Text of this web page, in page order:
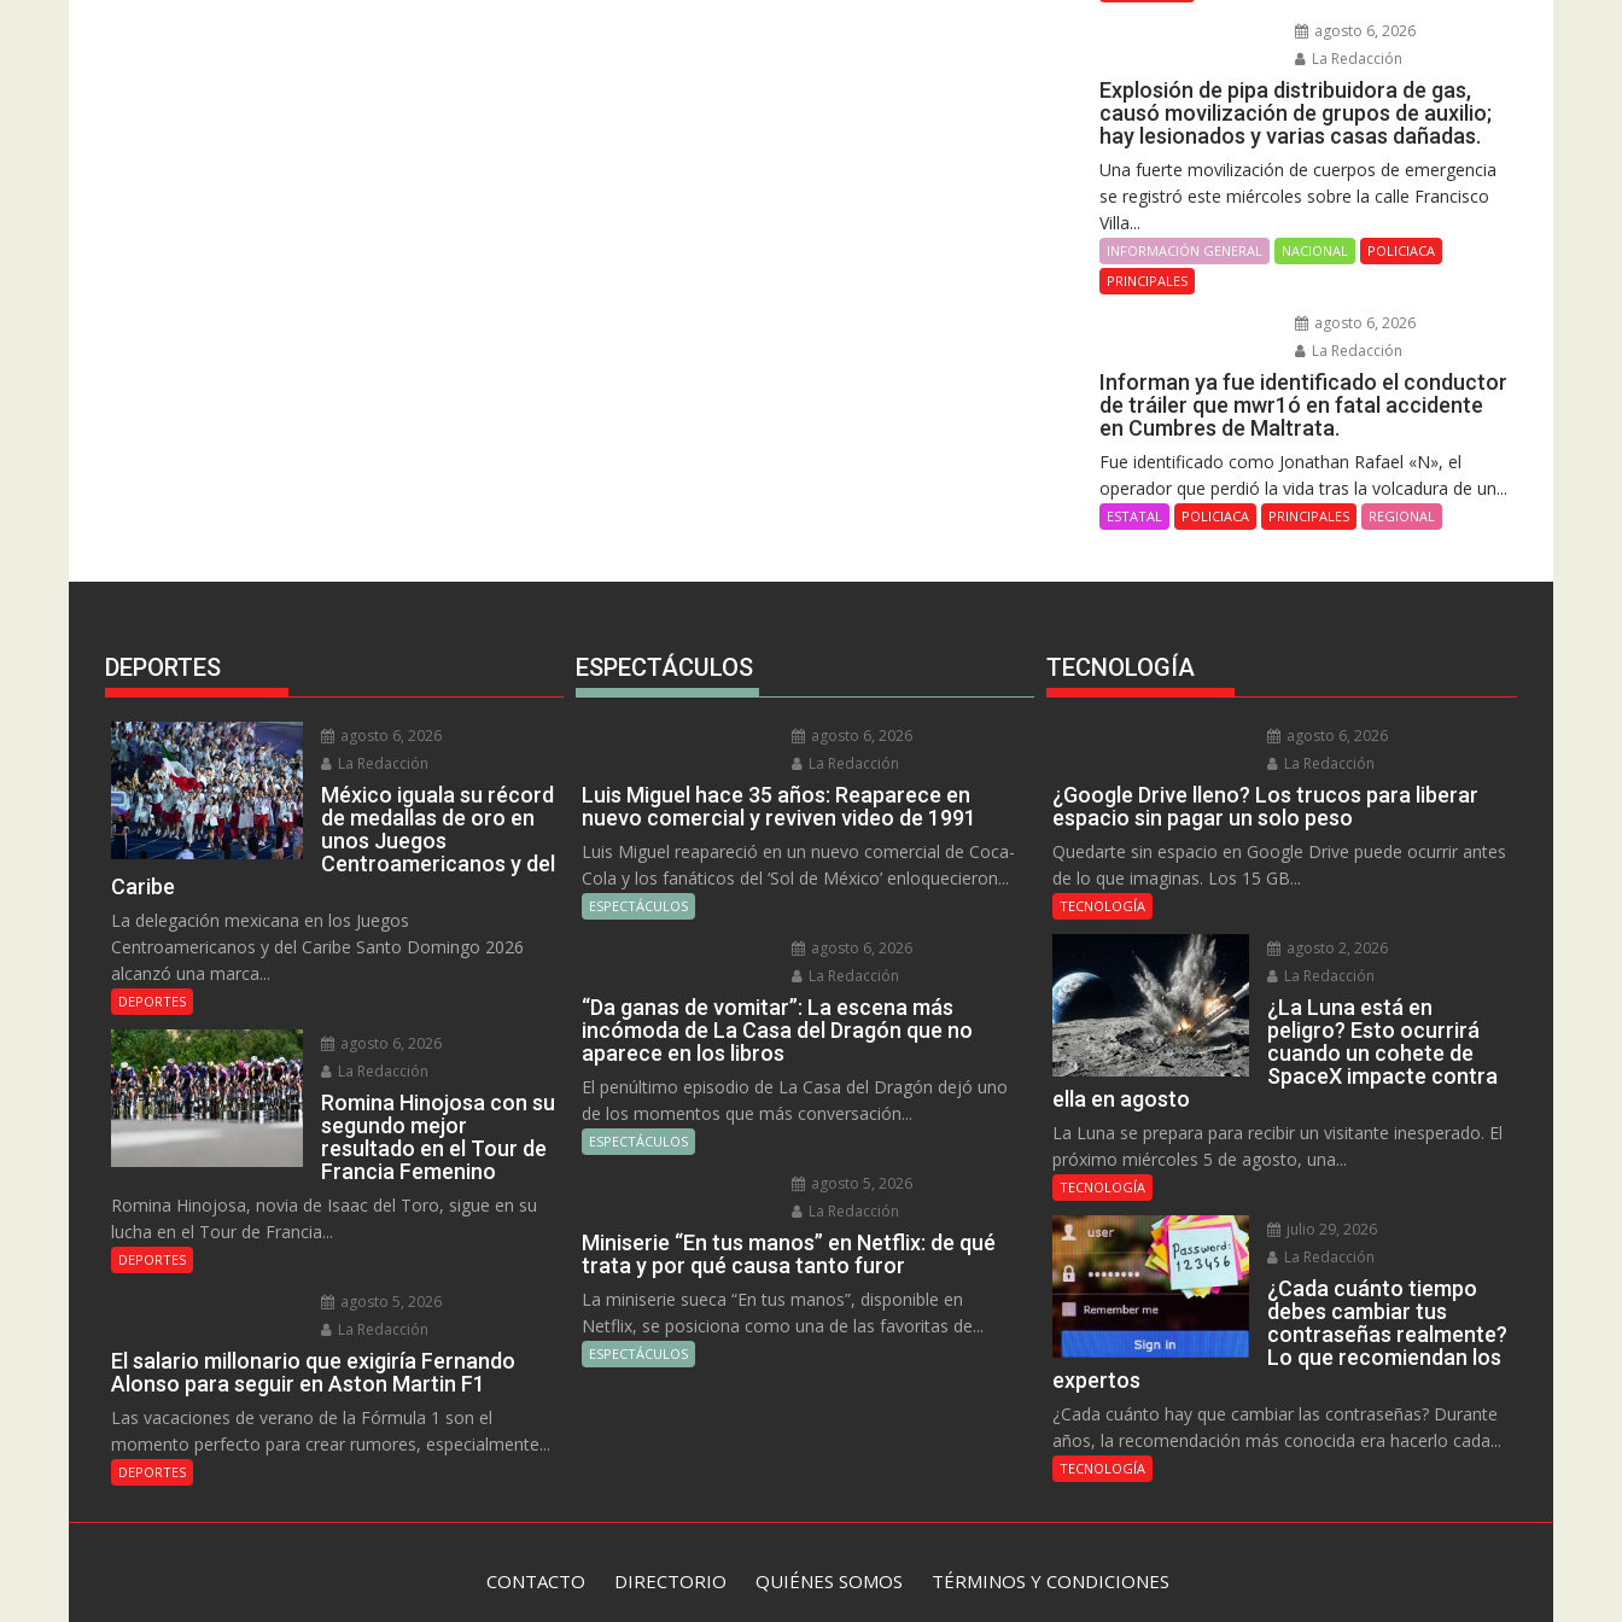
agosto 6, 2026
La Redacción
Explosión de pipa distribuidora de gas,
causó movilización de grupos de auxilio;
hay lesionados y varias casas dañadas.
Una fuerte movilización de cuerpos de emergencia
se registró este miércoles sobre la calle Francisco
Villa...
INFORMACIÓN GENERAL NACIONAL
POLICIACA
PRINCIPALES
agosto 6, 2026
La Redacción
Informan ya fue identificado el conductor
de tráiler que mwr1ó en fatal accidente
en Cumbres de Maltrata.
Fue identificado como Jonathan Rafael «N», el
operador que perdió la vida tras la volcadura de un...
ESTATAL POLICIACA PRINCIPALES REGIONAL
DEPORTES
agosto 6, 2026
La Redacción
México iguala su récord
de medallas de oro en
unos Juegos
Centroamericanos y del
Caribe
La delegación mexicana en los Juegos
Centroamericanos y del Caribe Santo Domingo 2026
alcanzó una marca...
DEPORTES
agosto 6, 2026
La Redacción
Romina Hinojosa con su
segundo mejor
resultado en el Tour de
Francia Femenino
Romina Hinojosa, novia de Isaac del Toro, sigue en su
lucha en el Tour de Francia...
DEPORTES
agosto 5, 2026
La Redacción
El salario millonario que exigiría Fernando
Alonso para seguir en Aston Martin F1
Las vacaciones de verano de la Fórmula 1 son el
momento perfecto para crear rumores, especialmente...
DEPORTES
ESPECTÁCULOS
agosto 6, 2026
La Redacción
Luis Miguel hace 35 años: Reaparece en
nuevo comercial y reviven video de 1991
Luis Miguel reapareció en un nuevo comercial de Coca-
Cola y los fanáticos del ‘Sol de México’ enloquecieron...
ESPECTÁCULOS
agosto 6, 2026
La Redacción
“Da ganas de vomitar”: La escena más
incómoda de La Casa del Dragón que no
aparece en los libros
El penúltimo episodio de La Casa del Dragón dejó uno
de los momentos que más conversación...
ESPECTÁCULOS
agosto 5, 2026
La Redacción
Miniserie “En tus manos” en Netflix: de qué
trata y por qué causa tanto furor
La miniserie sueca “En tus manos”, disponible en
Netflix, se posiciona como una de las favoritas de...
ESPECTÁCULOS
TECNOLOGÍA
agosto 6, 2026
La Redacción
¿Google Drive lleno? Los trucos para liberar
espacio sin pagar un solo peso
Quedarte sin espacio en Google Drive puede ocurrir antes
de lo que imaginas. Los 15 GB...
TECNOLOGÍA
agosto 2, 2026
La Redacción
¿La Luna está en
peligro? Esto ocurrirá
cuando un cohete de
SpaceX impacte contra
ella en agosto
La Luna se prepara para recibir un visitante inesperado. El
próximo miércoles 5 de agosto, una...
TECNOLOGÍA
julio 29, 2026
La Redacción
¿Cada cuánto tiempo
debes cambiar tus
contraseñas realmente?
Lo que recomiendan los
expertos
¿Cada cuánto hay que cambiar las contraseñas? Durante
años, la recomendación más conocida era hacerlo cada...
TECNOLOGÍA
CONTACTO DIRECTORIO QUIÉNES SOMOS TÉRMINOS Y CONDICIONES